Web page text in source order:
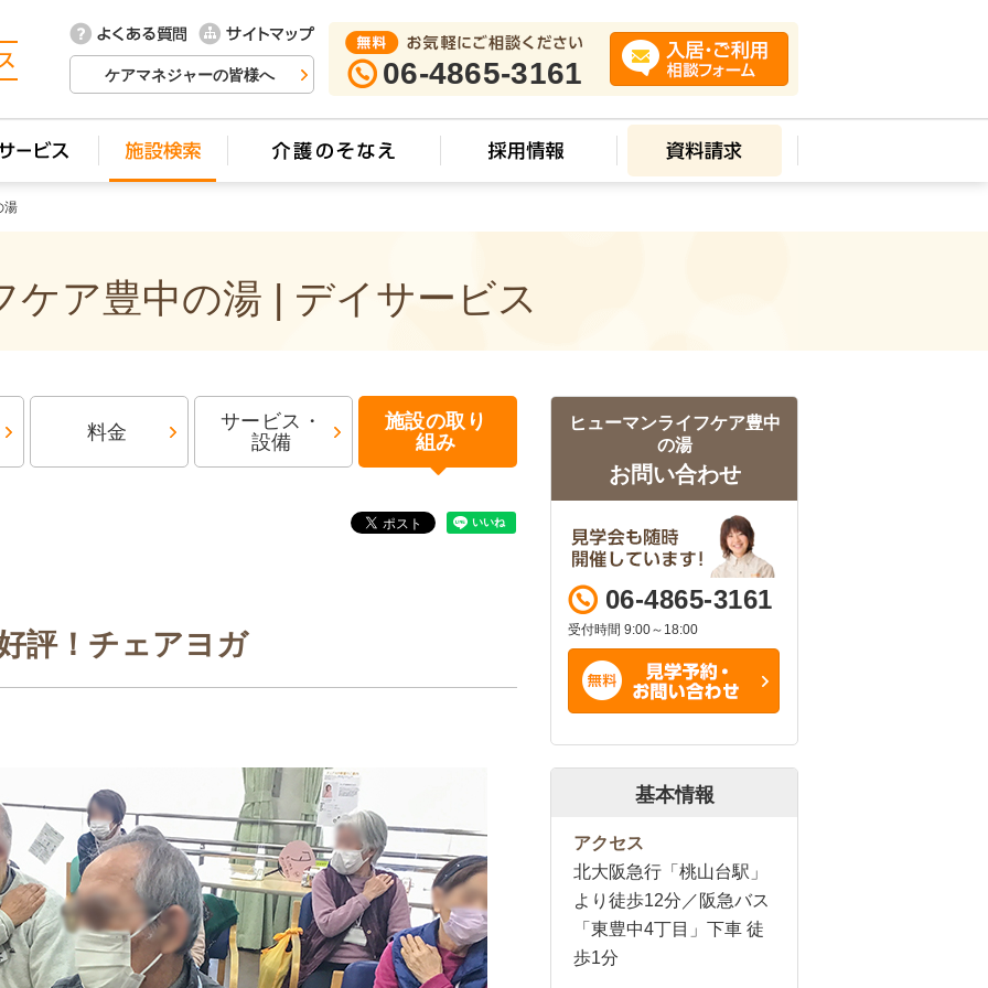
ケアマネジャーの皆様へ 06-4865-3161
湯
ケア豊中の湯 | デイサービス
料金
サービス・
設備
施設の取り
組み
評！チェアヨガ
ヒューマンライフケア豊中
の湯
お問い合わせ
06-4865-3161
受付時間 9:00～18:00
基本情報
アクセス
北大阪急行「桃山台駅」
より徒歩12分／阪急バス
「東豊中4丁目」下車 徒
歩1分